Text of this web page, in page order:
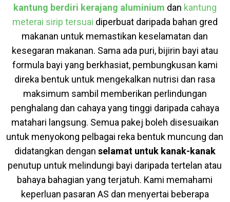
kantung berdiri kerajang aluminium dan kantung
meterai sirip tersuai diperbuat daripada bahan gred
makanan untuk memastikan keselamatan dan
kesegaran makanan. Sama ada puri, bijirin bayi atau
formula bayi yang berkhasiat, pembungkusan kami
direka bentuk untuk mengekalkan nutrisi dan rasa
maksimum sambil memberikan perlindungan
penghalang dan cahaya yang tinggi daripada cahaya
matahari langsung. Semua pakej boleh disesuaikan
untuk menyokong pelbagai reka bentuk muncung dan
didatangkan dengan selamat untuk kanak-kanak
penutup untuk melindungi bayi daripada tertelan atau
bahaya bahagian yang terjatuh. Kami memahami
keperluan pasaran AS dan menyertai beberapa